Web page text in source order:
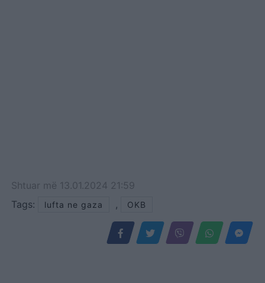
Shtuar më 13.01.2024 21:59
Tags:
lufta ne gaza , OKB